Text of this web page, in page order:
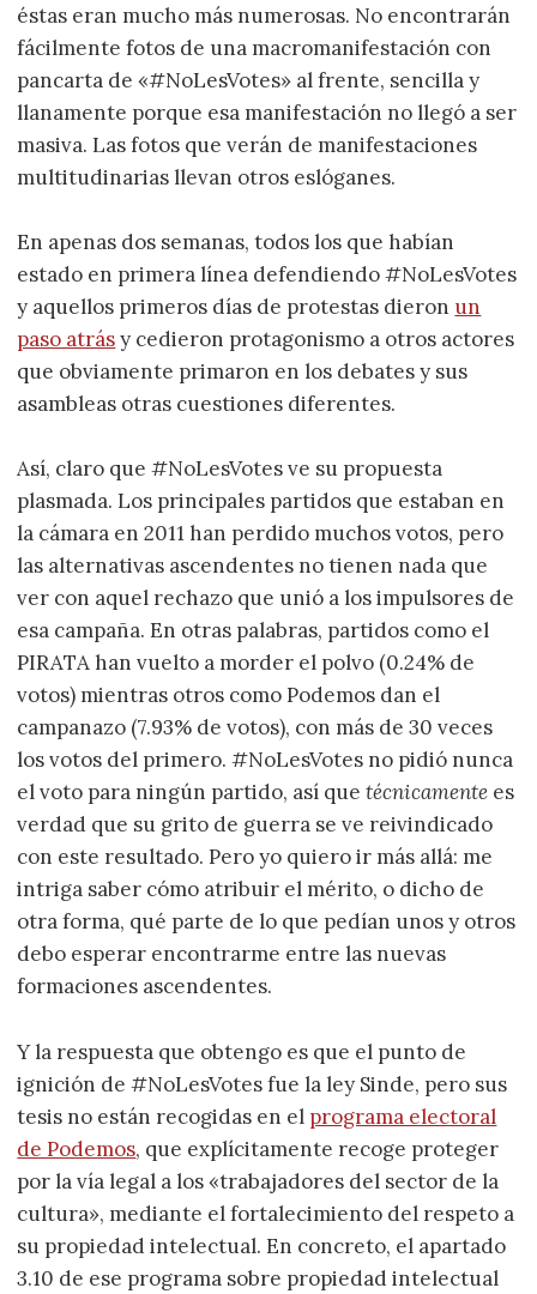
éstas eran mucho más numerosas. No encontrarán
fácilmente fotos de una macromanifestación con
pancarta de «#NoLesVotes» al frente, sencilla y
llanamente porque esa manifestación no llegó a ser
masiva. Las fotos que verán de manifestaciones
multitudinarias llevan otros eslóganes.
En apenas dos semanas, todos los que habían
estado en primera línea defendiendo #NoLesVotes
y aquellos primeros días de protestas dieron un
paso atrásy cedieron protagonismo a otros actores
que obviamente primaron en los debates y sus
asambleas otras cuestiones diferentes.
Así, claro que #NoLesVotes ve su propuesta
plasmada. Los principales partidos que estaban en
la cámara en 2011 han perdido muchos votos, pero
las alternativas ascendentes no tienen nada que
ver con aquel rechazo que unió a los impulsores de
esa campaña. En otras palabras, partidos como el
PIRATA han vuelto a morder el polvo (0.24% de
votos) mientras otros como Podemos dan el
campanazo (7.93% de votos), con más de 30 veces
los votos del primero. #NoLesVotes no pidió nunca
el voto para ningún partido, así quetécnicamente es
verdad que su grito de guerra se ve reivindicado
con este resultado. Pero yo quiero ir más allá: me
intriga saber cómo atribuir el mérito, o dicho de
otra forma, qué parte de lo que pedían unos y otros
debo esperar encontrarme entre las nuevas
formaciones ascendentes.
Y la respuesta que obtengo es que el punto de
ignición de #NoLesVotes fue la ley Sinde, pero sus
tesis no están recogidas en el programa electoral
de Podemos, que explícitamente recoge proteger
por la vía legal a los «trabajadores del sector de la
cultura», mediante el fortalecimiento del respeto a
su propiedad intelectual. En concreto, el apartado
3.10 de ese programa sobre propiedad intelectual